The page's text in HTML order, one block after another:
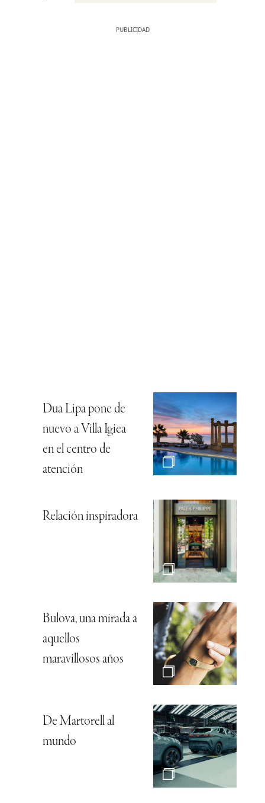
Dua Lipa pone de
nuevo a Villa Igiea
en el centro de
atención
Relación inspiradora
Bulova, una mirada a
aquellos
maravillosos años
De Martorell al
mundo